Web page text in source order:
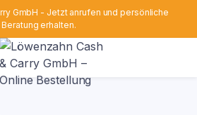
GmbH - Jetzt anrufen und persönliche
Beratung erhalten.